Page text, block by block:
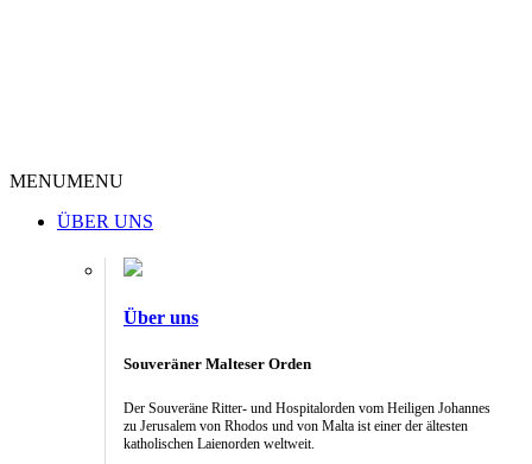
MENUMENU
ÜBER UNS
Über uns
Souveräner Malteser Orden
Der Souveräne Ritter- und Hospitalorden vom Heiligen Johannes
zu Jerusalem von Rhodos und von Malta ist einer der ältesten
katholischen Laienorden weltweit.